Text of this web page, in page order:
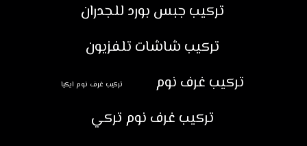
تركيب جبس بورد للجدران
تركيب شاشات تلفزيون
تركيب غرف نوم
تركيب غرف نوم ايكيا
تركيب غرف نوم تركي